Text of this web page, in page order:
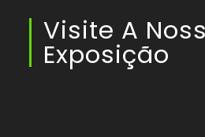
Visite A
Exposição